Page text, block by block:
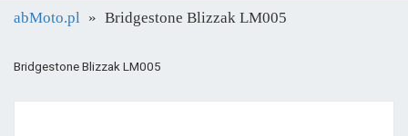
abMoto.pl Bridgestone Blizzak LM005
Bridgestone Blizzak LM005